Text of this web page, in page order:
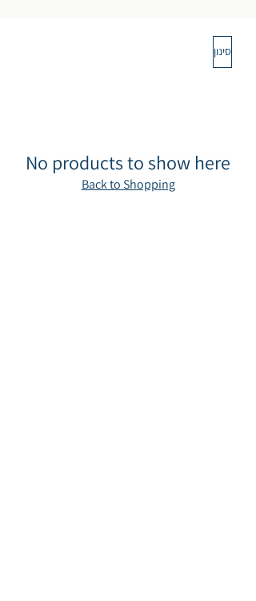
סינון
No products to show here
Back to Shopping